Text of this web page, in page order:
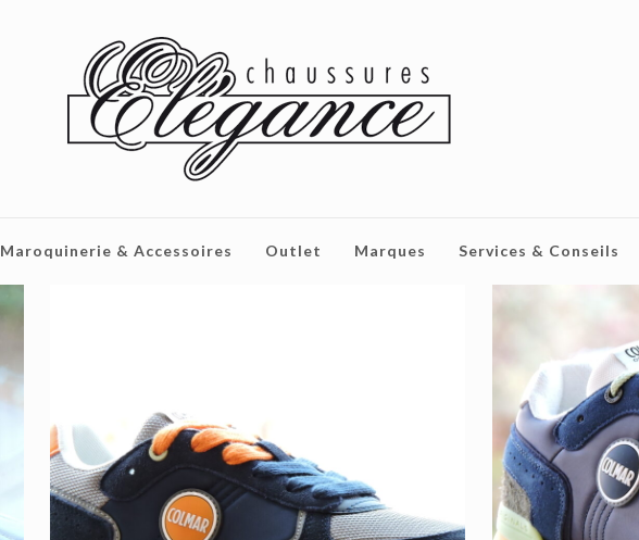
Maroquinerie & Accessoires Outlet Marques Services & Conseils